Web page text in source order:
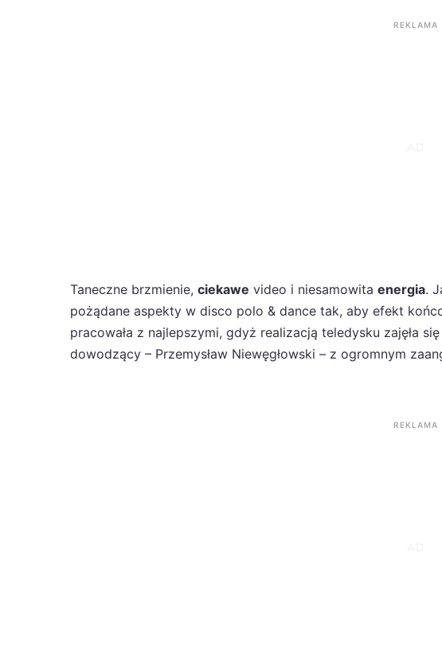
REKLAMA
Taneczne brzmienie, ciekawe video i niesamowita energia.
pożądane aspekty w disco polo & dance tak, aby efekt
pracowała z najlepszymi, gdyż realizacją teledysku zajęła
dowodzący – Przemysław Niewęgłowski – z ogromnym
REKLAMA